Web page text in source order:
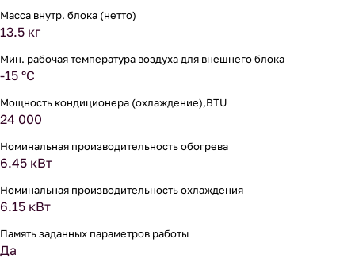
Масса внутр. блока (нетто)
13.5 кг
Мин. рабочая температура воздуха для внешнего блока
-15 °С
Мощность кондиционера (охлаждение),BTU
24 000
Номинальная производительность обогрева
6.45 кВт
Номинальная производительность охлаждения
6.15 кВт
Память заданных параметров работы
Да